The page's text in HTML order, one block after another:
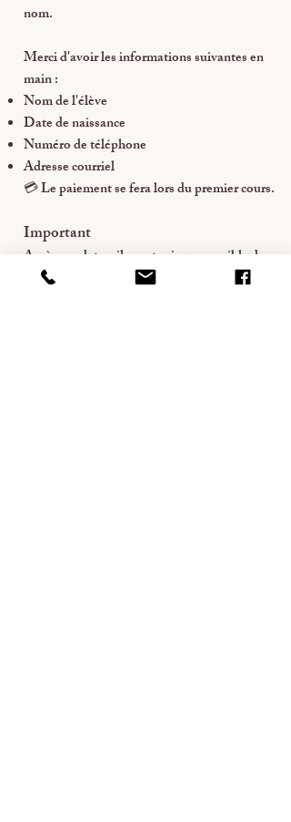
nom.
Merci d'avoir les informations suivantes en
main :
Nom de l'élève
Date de naissance
Numéro de téléphone
Adresse courriel
💳 Le paiement se fera lors du premier cours.
Important
Après ces dates, il sera toujours possible de
vous inscrire, mais
uniquement